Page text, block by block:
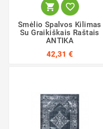
 
Smėlio Spalvos Kilimas
Su Graikiškais Raštais
ANTIKA
42,31 €